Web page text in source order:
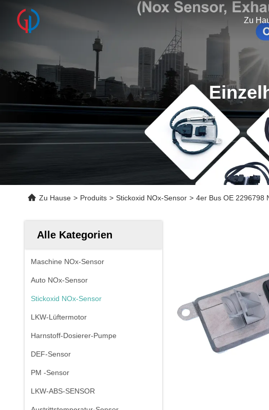
Zu
Zu Hause > Produits > Stickoxid NOx-Sensor > 4er Bus OE 2296798
Alle Kategorien
Maschine NOx-Sensor
Auto NOx-Sensor
Stickoxid NOx-Sensor
LKW-Lüftermotor
Harnstoff-Dosierer-Pumpe
DEF-Sensor
PM -Sensor
LKW-ABS-SENSOR